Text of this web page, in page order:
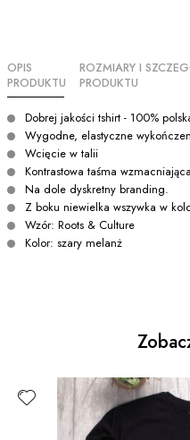
OPIS
PRODUKTU
ROZMIARY I
PRODUKTU
Dobrej jakości tshirt - 100%
Wygodne, elastyczne
Wcięcie w talii
Kontrastowa taśma
Na dole dyskretny branding.
Z boku niewielka wszywka w
Wzór: Roots & Culture
Kolor: szary melanż